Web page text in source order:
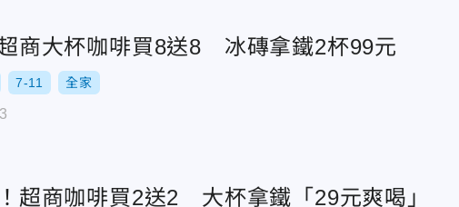
商大杯咖啡買8送8 冰磚拿鐵2杯99元
7-11 全家
超商咖啡買2送2 大杯拿鐵「29元爽喝」